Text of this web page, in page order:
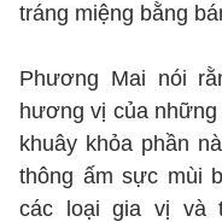
tráng miệng bằng
Phương Mai nói
hương vị của
khuây khỏa phần
thông ấm sực mùi
các loại gia vị và